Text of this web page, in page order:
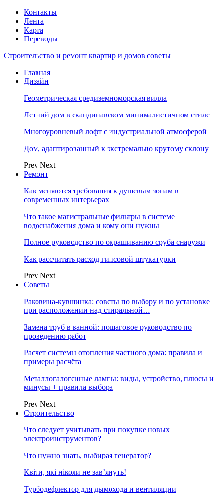
Контакты
Лента
Карта
Переводы
Строительство и ремонт квартир и домов советы
Главная
Дизайн
Геометрическая средиземноморская вилла
Летний дом в скандинавском минималистичном стиле
Многоуровневый лофт с индустриальной атмосферой
Дом, адаптированный к экстремально крутому склону
Prev Next
Ремонт
Как меняются требования к душевым зонам в
современных интерьерах
Что такое магистральные фильтры в системе
водоснабжения дома и кому они нужны
Полное руководство по окрашиванию сруба снаружи
Как рассчитать расход гипсовой штукатурки
Prev Next
Советы
Раковина-кувшинка: советы по выбору и по установке
при расположении над стиральной…
Замена труб в ванной: пошаговое руководство по
проведению работ
Расчет системы отопления частного дома: правила и
примеры расчёта
Металлогалогенные лампы: виды, устройство, плюсы и
минусы + правила выбора
Prev Next
Строительство
Что следует учитывать при покупке новых
электроинструментов?
Что нужно знать, выбирая генератор?
Квіти, які ніколи не зав’януть!
Турбодефлектор для дымохода и вентиляции